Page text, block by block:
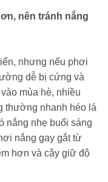
nên tránh nắng
nhưng nếu phơi
dễ bị cứng và
mùa hè, nhiều
thường nhanh héo lá
nắng nhẹ buổi sáng
nắng gay gắt từ
hơn và cây giữ độ